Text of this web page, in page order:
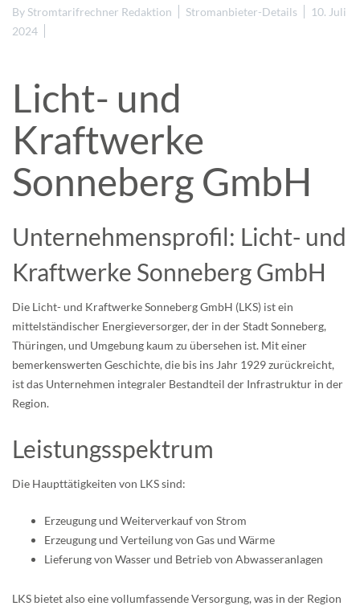
By Stromtarifrechner Redaktion Stromanbieter-Details
10. Juli
2024
Licht- und
Kraftwerke
Sonneberg GmbH
Unternehmensprofil: Licht- und
Kraftwerke Sonneberg GmbH
Die Licht- und Kraftwerke Sonneberg GmbH (LKS) ist ein
mittelständischer Energieversorger, der in der Stadt Sonneberg,
Thüringen, und Umgebung kaum zu übersehen ist. Mit einer
bemerkenswerten Geschichte, die bis ins Jahr 1929 zurückreicht,
ist das Unternehmen integraler Bestandteil der Infrastruktur in der
Region.
Leistungsspektrum
Die Haupttätigkeiten von LKS sind:
Erzeugung und Weiterverkauf von Strom
Erzeugung und Verteilung von Gas und Wärme
Lieferung von Wasser und Betrieb von Abwasseranlagen
LKS bietet also eine vollumfassende Versorgung, was in der Region